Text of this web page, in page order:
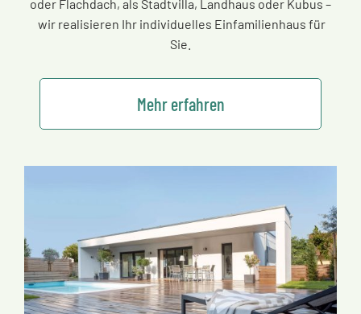
oder Flachdach, als Stadtvilla, Landhaus oder Kubus –
wir realisieren Ihr individuelles Einfamilienhaus für
Sie.
Mehr erfahren